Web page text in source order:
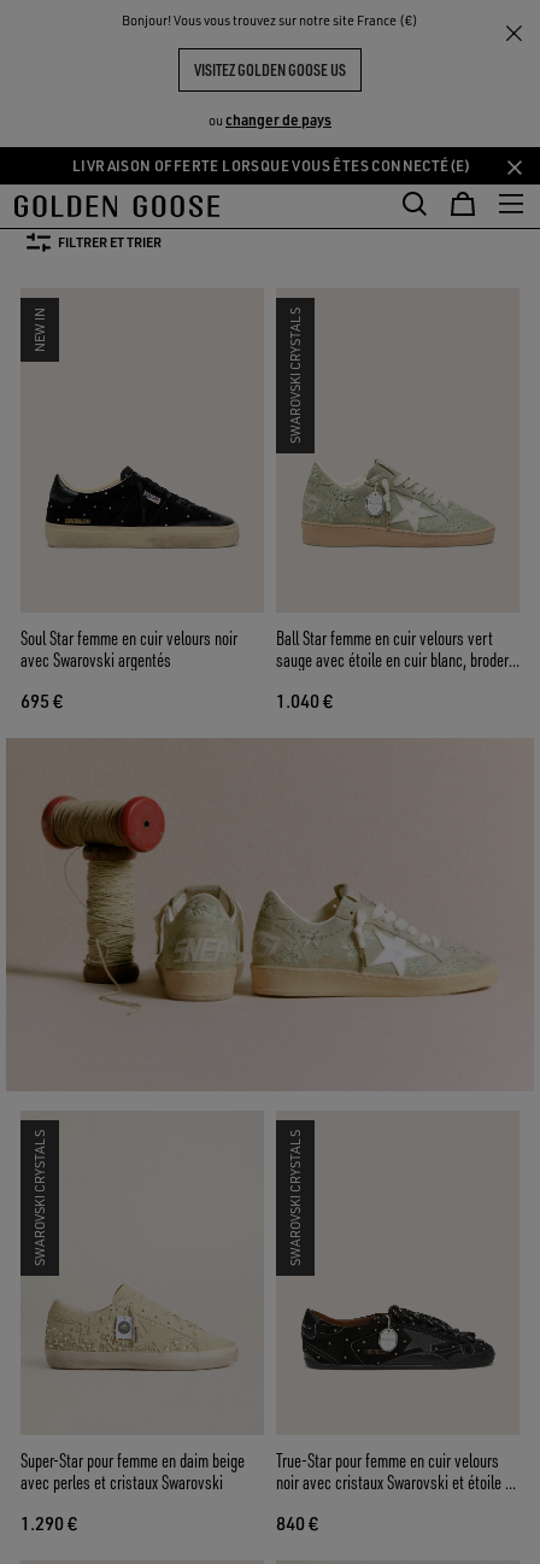
Bonjour! Vous vous trouvez sur notre site France (€)
VISITEZ GOLDEN GOOSE US
ou changer de pays
Aller
au
contenu
Aller
au
contenu
pied
de
page
LIVRAISON OFFERTE LORSQUE VOUS ÊTES CONNECTÉ(E)
THE
COMMUNITY
Sneakers Swarovski
SNEAKERS SWAROVSKI
TAILLE: 34 35 36 37 38 39 40
FILTRER ET TRIER
NEW IN
Soul Star femme en cuir velours noir
avec Swarovski argentés
695 €
SWAROVSKI CRYSTALS
Ball Star femme en cuir velours vert
sauge avec étoile en cuir blanc, broderie
1.040 €
SWAROVSKI CRYSTALS
Super-Star pour femme en daim beige
avec perles et cristaux Swarovski
1.290 €
SWAROVSKI CRYSTALS
True-Star pour femme en cuir velours
noir avec cristaux Swarovski et étoile en
840 €